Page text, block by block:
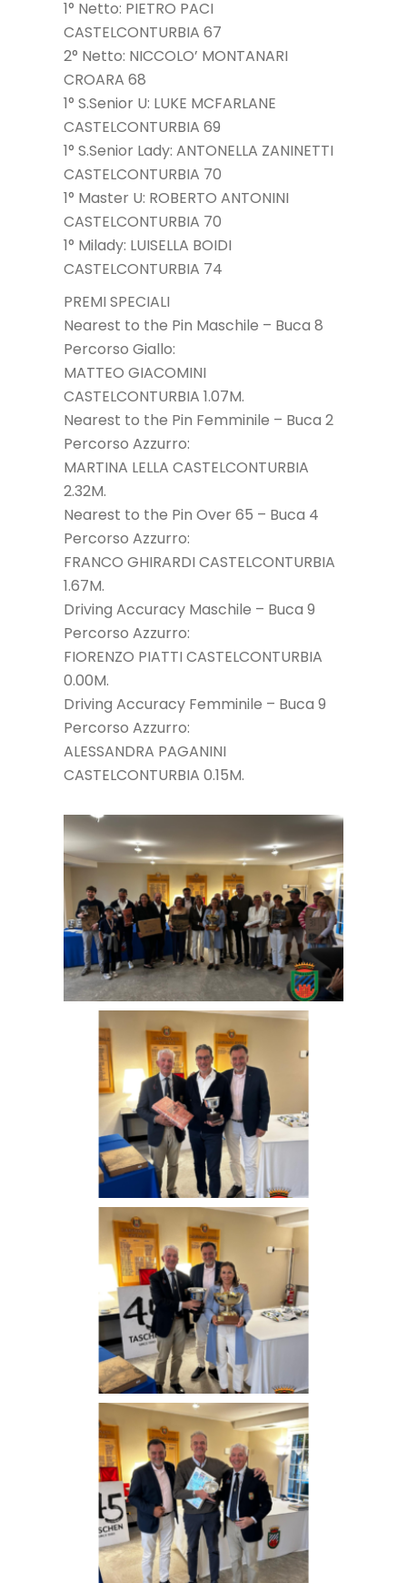
1° Netto: PIETRO PACI
CASTELCONTURBIA 67
2° Netto: NICCOLO’ MONTANARI
CROARA 68
1° S.Senior U: LUKE MCFARLANE
CASTELCONTURBIA 69
1° S.Senior Lady: ANTONELLA ZANINETTI
CASTELCONTURBIA 70
1° Master U: ROBERTO ANTONINI
CASTELCONTURBIA 70
1° Milady: LUISELLA BOIDI
CASTELCONTURBIA 74
PREMI SPECIALI
Nearest to the Pin Maschile – Buca 8
Percorso Giallo:
MATTEO GIACOMINI
CASTELCONTURBIA 1.07M.
Nearest to the Pin Femminile – Buca 2
Percorso Azzurro:
MARTINA LELLA CASTELCONTURBIA
2.32M.
Nearest to the Pin Over 65 – Buca 4
Percorso Azzurro:
FRANCO GHIRARDI CASTELCONTURBIA
1.67M.
Driving Accuracy Maschile – Buca 9
Percorso Azzurro:
FIORENZO PIATTI CASTELCONTURBIA
0.00M.
Driving Accuracy Femminile – Buca 9
Percorso Azzurro:
ALESSANDRA PAGANINI
CASTELCONTURBIA 0.15M.